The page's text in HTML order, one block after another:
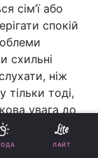
сім’ї або
спокій
схильні
ніж
тільки тоді,
увага до
допоможе
ЛАЙТ